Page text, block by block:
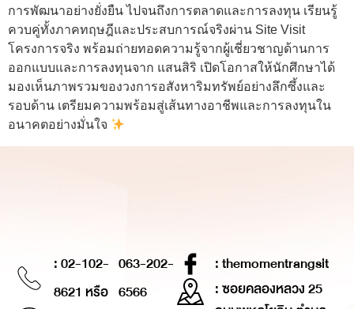
การพัฒนาอย่างยั่งยืน ไปจนถึงการตลาดและการลงทุน เรียนรู้
ควบคู่ทั้งภาคทฤษฎีและประสบการณ์จริงผ่าน Site Visit
โครงการจริง พร้อมถ่ายทอดความรู้จากผู้เชี่ยวชาญด้านการ
ออกแบบและการลงทุนจาก แสนสิริ เปิดโอกาสให้นักศึกษาได้
มองเห็นภาพรวมของวงการอสังหาริมทรัพย์อย่างลึกซึ้งและ
รอบด้าน เตรียมความพร้อมสู่เส้นทางอาชีพและการลงทุนใน
อนาคตอย่างมั่นใจ
: 02-102-
8621 หรือ
063-202-
6566
: themomentrangsit
: ซอยคลองหลวง 25